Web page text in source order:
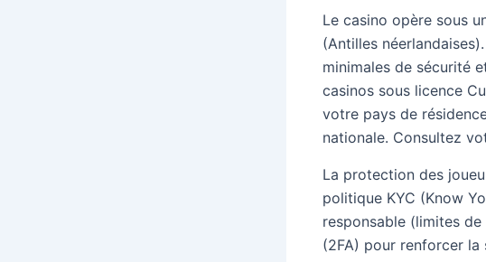
Le casino opère sous
(Antilles
minimales de sécurité
casinos sous licence
votre pays de
nationale. Consultez
La protection des
politique KYC (Know
responsable (limites
(2FA) pour renforcer